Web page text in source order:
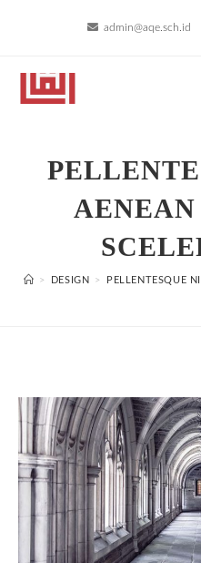
admin@aqe.sch.id
> DESIGN > PELLENTESQUE